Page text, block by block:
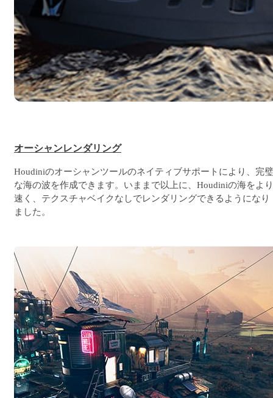
オーシャンレンダリング
Houdiniのオーシャンツールのネイティブサポートにより、完璧
な海の波を作成できます。いままで以上に、Houdiniの海をより
速く、テクスチャベイクなしでレンダリングできるようになり
ました。